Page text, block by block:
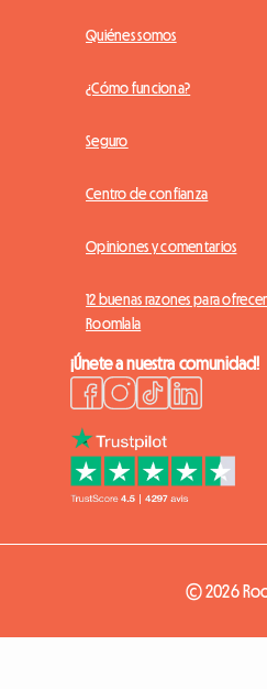
Quiénes somos
¿Cómo funciona?
Seguro
Centro de confianza
Opiniones y comentarios
12 buenas razones para
Roomlala
¡Únete a nuestra comunidad!
© 2026